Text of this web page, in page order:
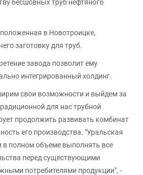
бесшовных труб нефтяного
в Новотроицке,
заготовку для труб.
завода позволит ему
интегрированный холдинг.
свои возможности и выйдем за
для нас трубной
продолжить развивать комбинат
его производства. "Уральская
в полном объеме выполнять все
перед существующими
потребителями продукции", -